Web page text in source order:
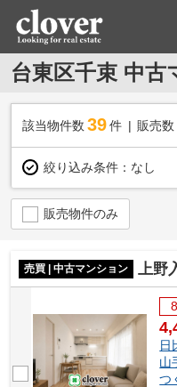
台東区千束 中古
該当物件数 39件 販売数
絞り込み条件： なし
販売物件のみ
売買 | 中古マンション 上野
日
山
つ